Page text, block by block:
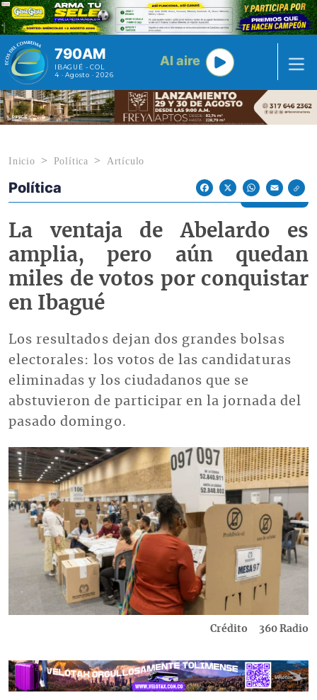
Pasar al contenido principal
790AM
IBAGUÉ - COL
4 · Agosto · 2026
Al aire
Inicio Política Artículo
Econoticias y Eventos
Política
FacebookX WhatsAppEmail
La ventaja de Abelardo es
amplia, pero aún quedan
miles de votos por conquistar
en Ibagué
Los resultados dejan dos grandes bolsas
electorales: los votos de las candidaturas
eliminadas y los ciudadanos que se
abstuvieron de participar en la jornada del
pasado domingo.
Imagen
Crédito 360 Radio